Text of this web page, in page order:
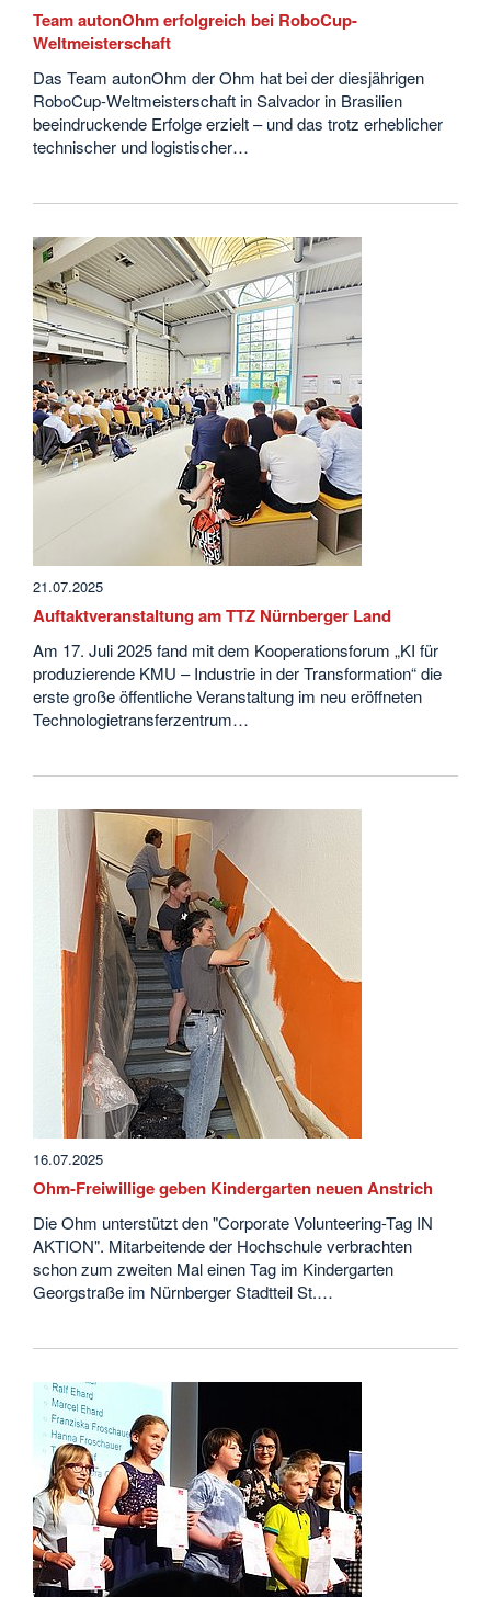
Team autonOhm erfolgreich bei RoboCup-
Weltmeisterschaft
Das Team autonOhm der Ohm hat bei der diesjährigen
RoboCup-Weltmeisterschaft in Salvador in Brasilien
beeindruckende Erfolge erzielt – und das trotz erheblicher
technischer und logistischer…
21.07.2025
Auftaktveranstaltung am TTZ Nürnberger Land
Am 17. Juli 2025 fand mit dem Kooperationsforum „KI für
produzierende KMU – Industrie in der Transformation“ die
erste große öffentliche Veranstaltung im neu eröffneten
Technologietransferzentrum…
16.07.2025
Ohm-Freiwillige geben Kindergarten neuen Anstrich
Die Ohm unterstützt den "Corporate Volunteering-Tag IN
AKTION". Mitarbeitende der Hochschule verbrachten
schon zum zweiten Mal einen Tag im Kindergarten
Georgstraße im Nürnberger Stadtteil St.…